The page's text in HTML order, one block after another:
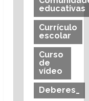
educativas
Currículo
escolar
Curso
de
vídeo
Deberes_